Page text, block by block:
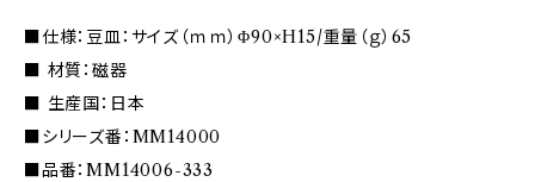
■仕様：豆皿：サイズ（ｍｍ）Φ90×H15/重量（ｇ）65
■ 材質：磁器
■ 生産国：日本
■シリーズ番：MM14000
■品番：MM14006-333